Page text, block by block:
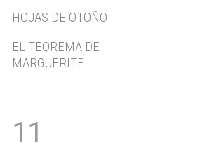
HOJAS DE OTOÑO
EL TEOREMA DE
MARGUERITE
11